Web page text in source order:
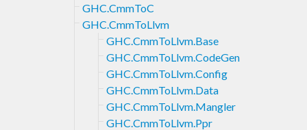
GHC.CmmToC
GHC.CmmToLlvm
GHC.CmmToLlvm.Base
GHC.CmmToLlvm.CodeGen
GHC.CmmToLlvm.Config
GHC.CmmToLlvm.Data
GHC.CmmToLlvm.Mangler
GHC.CmmToLlvm.Ppr